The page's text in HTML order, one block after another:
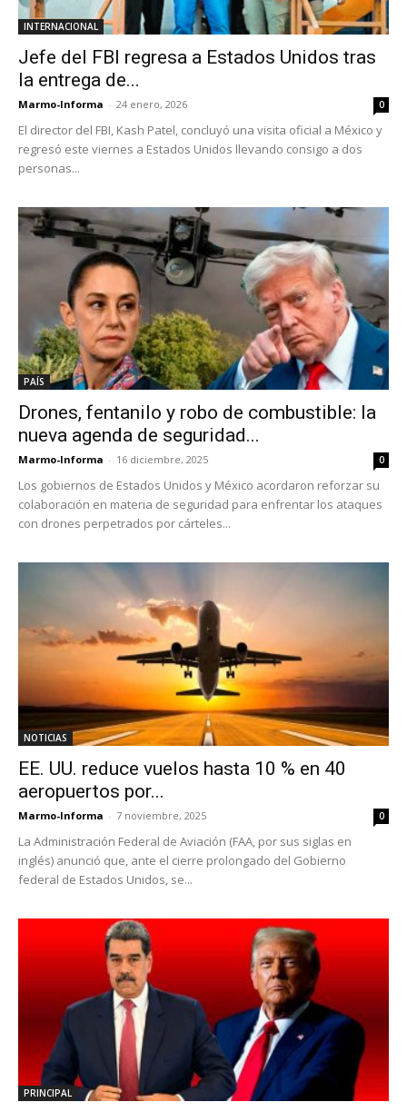
INTERNACIONAL
Jefe del FBI regresa a Estados Unidos tras
la entrega de...
Marmo-Informa - 24 enero, 2026 0
El director del FBI, Kash Patel, concluyó una visita oficial a México y
regresó este viernes a Estados Unidos llevando consigo a dos
personas...
PAÍS
Drones, fentanilo y robo de combustible: la
nueva agenda de seguridad...
Marmo-Informa - 16 diciembre, 2025 0
Los gobiernos de Estados Unidos y México acordaron reforzar su
colaboración en materia de seguridad para enfrentar los ataques
con drones perpetrados por cárteles...
NOTICIAS
EE. UU. reduce vuelos hasta 10 % en 40
aeropuertos por...
Marmo-Informa - 7 noviembre, 2025 0
La Administración Federal de Aviación (FAA, por sus siglas en
inglés) anunció que, ante el cierre prolongado del Gobierno
federal de Estados Unidos, se...
PRINCIPAL